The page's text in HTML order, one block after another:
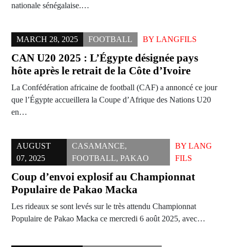
nationale sénégalaise.…
MARCH 28, 2025 FOOTBALL BY LANGFILS
CAN U20 2025 : L’Égypte désignée pays
hôte après le retrait de la Côte d’Ivoire
La Confédération africaine de football (CAF) a annoncé ce jour
que l’Égypte accueillera la Coupe d’Afrique des Nations U20
en…
AUGUST
07, 2025
CASAMANCE,
FOOTBALL, PAKAO
BY LANG
FILS
Coup d’envoi explosif au Championnat
Populaire de Pakao Macka
Les rideaux se sont levés sur le très attendu Championnat
Populaire de Pakao Macka ce mercredi 6 août 2025, avec…